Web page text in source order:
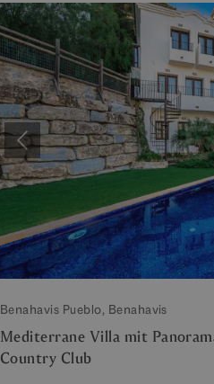
Vorherige
Benahavis Pueblo, Benahavis
Mediterrane Villa mit
Country Club